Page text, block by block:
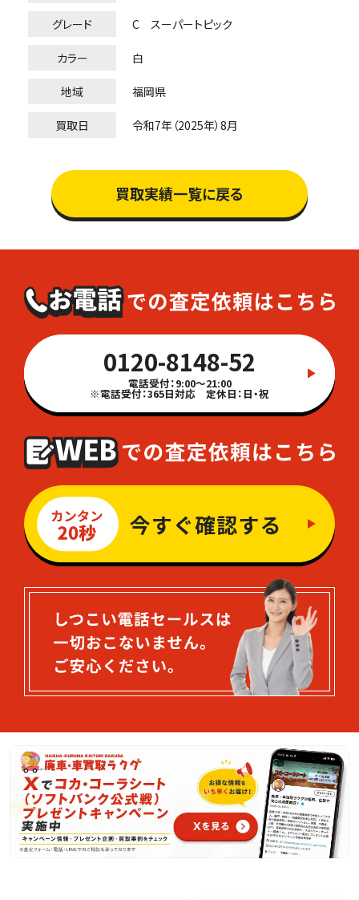
グレード C スーパートピック
カラー 白
地域 福岡県
買取日 令和7年（2025年）8月
買取実績一覧に戻る
0120-8148-52
電話受付：9:00～21:00
※電話受付：365日対応 定休日：日・祝